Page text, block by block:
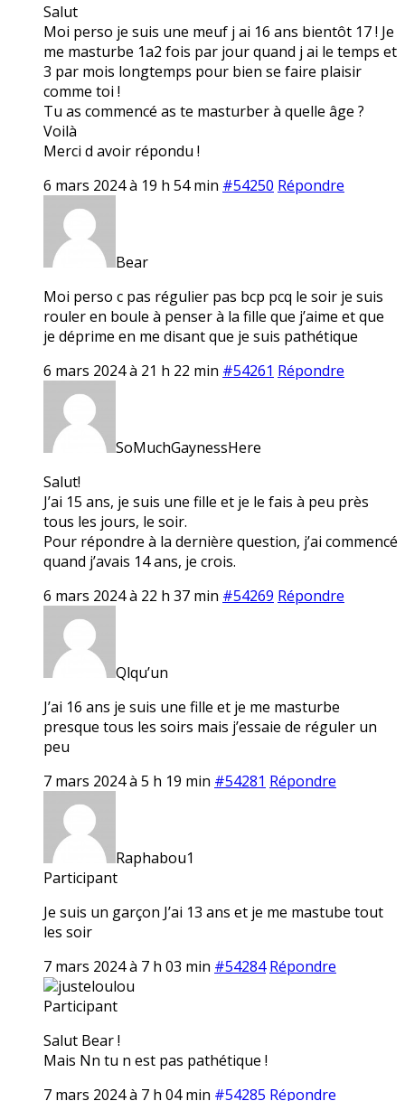
Salut
Moi perso je suis une meuf j ai 16 ans bientôt 17 ! Je
me masturbe 1a2 fois par jour quand j ai le temps et
3 par mois longtemps pour bien se faire plaisir
comme toi !
Tu as commencé as te masturber à quelle âge ?
Voilà
Merci d avoir répondu !
6 mars 2024 à 19 h 54 min #54250 Répondre
Bear
Moi perso c pas régulier pas bcp pcq le soir je suis
rouler en boule à penser à la fille que j’aime et que
je déprime en me disant que je suis pathétique
6 mars 2024 à 21 h 22 min #54261 Répondre
SoMuchGaynessHere
Salut!
J’ai 15 ans, je suis une fille et je le fais à peu près
tous les jours, le soir.
Pour répondre à la dernière question, j’ai commencé
quand j’avais 14 ans, je crois.
6 mars 2024 à 22 h 37 min #54269 Répondre
Qlqu’un
J’ai 16 ans je suis une fille et je me masturbe
presque tous les soirs mais j’essaie de réguler un
peu
7 mars 2024 à 5 h 19 min #54281 Répondre
Raphabou1
Participant
Je suis un garçon J’ai 13 ans et je me mastube tout
les soir
7 mars 2024 à 7 h 03 min #54284 Répondre
justeloulou
Participant
Salut Bear !
Mais Nn tu n est pas pathétique !
7 mars 2024 à 7 h 04 min #54285 Répondre